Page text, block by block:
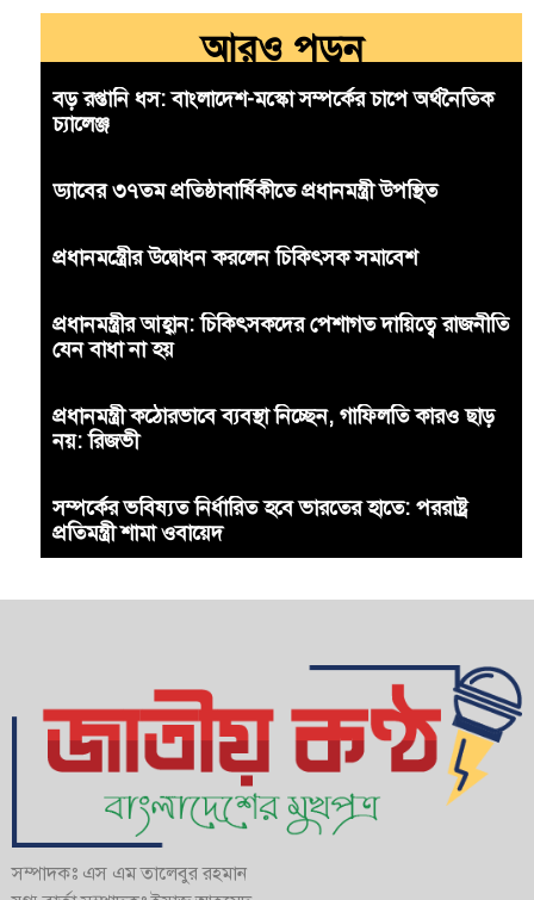
আরও পড়ুন
বড় রপ্তানি ধস: বাংলাদেশ-মস্কো সম্পর্কের চাপে অর্থনৈতিক
চ্যালেঞ্জ
ড্যাবের ৩৭তম প্রতিষ্ঠাবার্ষিকীতে প্রধানমন্ত্রী উপস্থিত
প্রধানমন্ত্রীের উদ্বোধন করলেন চিকিৎসক সমাবেশ
প্রধানমন্ত্রীর আহ্বান: চিকিৎসকদের পেশাগত দায়িত্বে রাজনীতি
যেন বাধা না হয়
প্রধানমন্ত্রী কঠোরভাবে ব্যবস্থা নিচ্ছেন, গাফিলতি কারও ছাড়
নয়: রিজভী
সম্পর্কের ভবিষ্যত নির্ধারিত হবে ভারতের হাতে: পররাষ্ট্র
প্রতিমন্ত্রী শামা ওবায়েদ
সম্পাদকঃ এস এম তালেবুর রহমান